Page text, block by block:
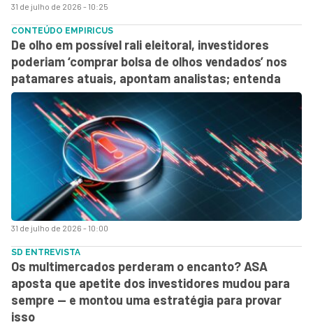
31 de julho de 2026 - 10:25
31 de julho de 2026 - 10:00
CONTEÚDO EMPIRICUS
De olho em possível rali eleitoral, investidores
poderiam ‘comprar bolsa de olhos vendados’ nos
patamares atuais, apontam analistas; entenda
SD ENTREVISTA
Os multimercados perderam o encanto? ASA
aposta que apetite dos investidores mudou para
sempre — e montou uma estratégia para provar
isso